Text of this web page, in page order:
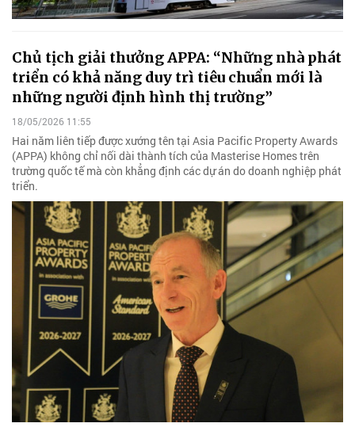
Chủ tịch giải thưởng APPA: “Những nhà phát
triển có khả năng duy trì tiêu chuẩn mới là
những người định hình thị trường”
18/05/2026 11:55
Hai năm liên tiếp được xướng tên tại Asia Pacific Property Awards
(APPA) không chỉ nối dài thành tích của Masterise Homes trên
trường quốc tế mà còn khẳng định các dự án do doanh nghiệp phát
triển.